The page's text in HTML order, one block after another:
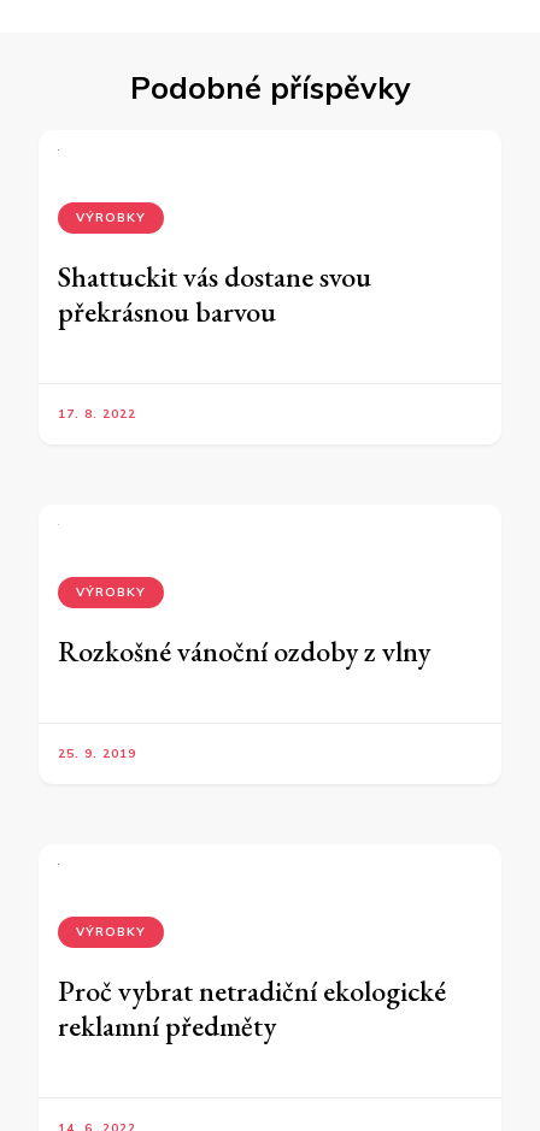
Podobné příspěvky
VÝROBKY
Shattuckit vás dostane svou
překrásnou barvou
17. 8. 2022
VÝROBKY
Rozkošné vánoční ozdoby z vlny
25. 9. 2019
VÝROBKY
Proč vybrat netradiční ekologické
reklamní předměty